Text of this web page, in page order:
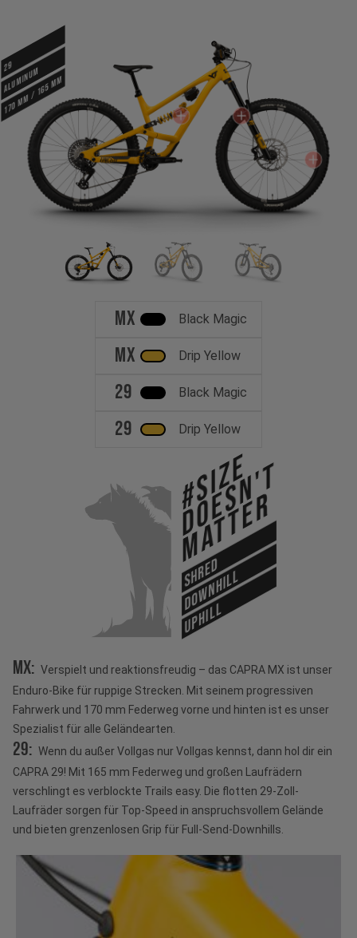
29
ALUMINUM
170 mm / 165 mm
MX Black Magic
MX Drip Yellow
29 Black Magic
29 Drip Yellow
#Size
Doesn't
Matter
SHRED
DOWNHILL
UPHILL
MX: Verspielt und reaktionsfreudig – das CAPRA MX ist unser
Enduro-Bike für ruppige Strecken. Mit seinem progressiven
Fahrwerk und 170 mm Federweg vorne und hinten ist es unser
Spezialist für alle Geländearten.
29: Wenn du außer Vollgas nur Vollgas kennst, dann hol dir ein
CAPRA 29! Mit 165 mm Federweg und großen Laufrädern
verschlingt es verblockte Trails easy. Die flotten 29-Zoll-
Laufräder sorgen für Top-Speed in anspruchsvollem Gelände
und bieten grenzenlosen Grip für Full-Send-Downhills.